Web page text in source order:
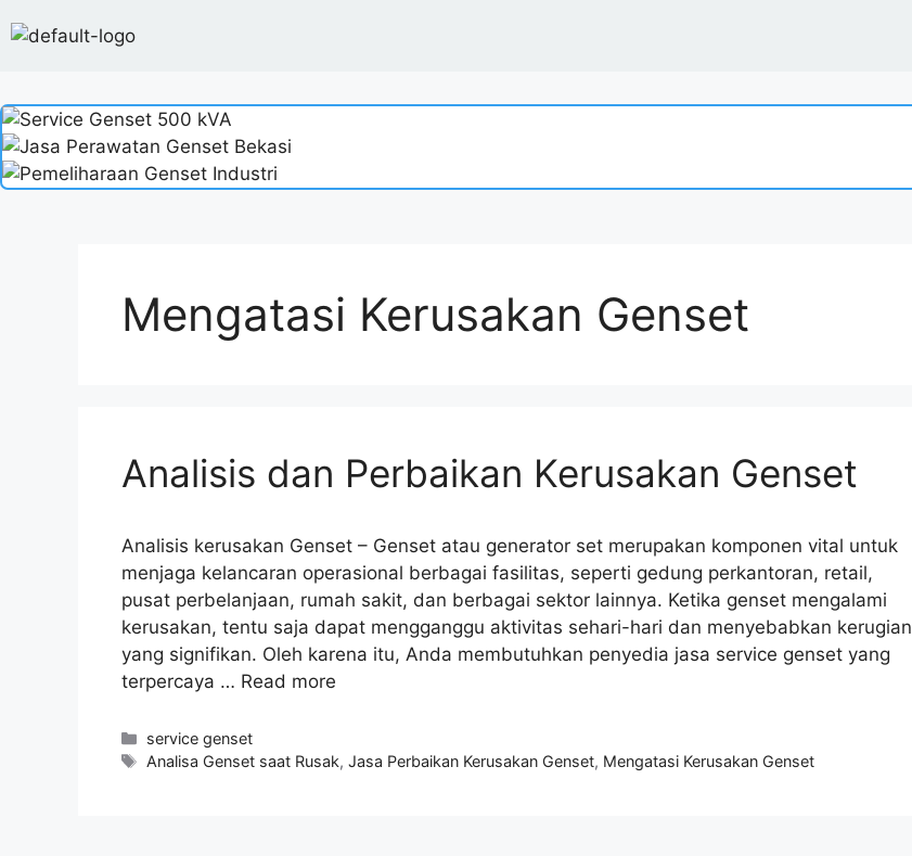
Mengatasi Kerusakan Genset
Analisis dan Perbaikan Kerusakan Genset
Analisis kerusakan Genset – Genset atau generator set merupakan komponen vital untuk
menjaga kelancaran operasional berbagai fasilitas, seperti gedung perkantoran, retail,
pusat perbelanjaan, rumah sakit, dan berbagai sektor lainnya. Ketika genset mengalami
kerusakan, tentu saja dapat mengganggu aktivitas sehari-hari dan menyebabkan kerugian
yang signifikan. Oleh karena itu, Anda membutuhkan penyedia jasa service genset yang
terpercaya … Read more
service genset
Analisa Genset saat Rusak,Jasa Perbaikan Kerusakan Genset, Mengatasi Kerusakan Genset